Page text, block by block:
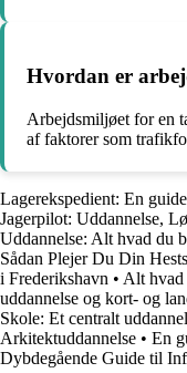
Hvordan er
Arbejdsmiljøet for en
af faktorer som
Lagerekspedient: En
Jagerpilot: Uddannelse,
Uddannelse: Alt hvad du
Sådan Plejer Du Din
i Frederikshavn • Alt hvad
uddannelse og kort- og
Skole: Et centralt
Arkitektuddannelse • En
Dybdegående Guide til